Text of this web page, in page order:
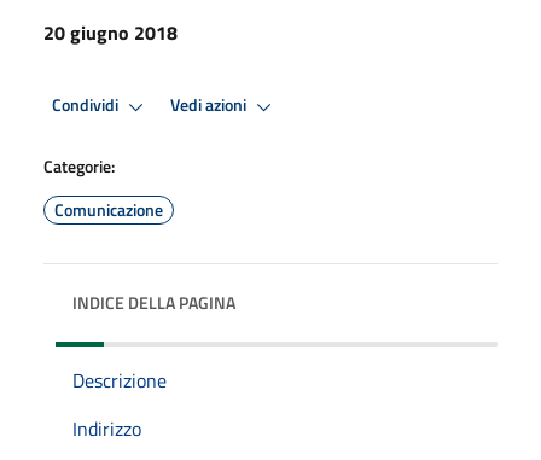
20 giugno 2018
Condividi Vedi azioni
Categorie:
Comunicazione
INDICE DELLA PAGINA
Descrizione
Indirizzo